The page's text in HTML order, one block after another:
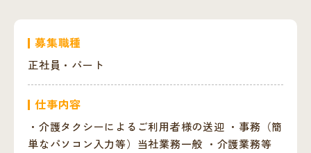
募集職種
正社員・パート
仕事内容
・介護タクシーによるご利用者様の送迎 ・事務（簡
単なパソコン入力等）当社業務一般 ・介護業務等